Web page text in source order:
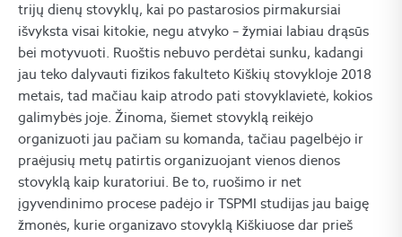
trijų dienų stovyklų, kai po pastarosios pirmakursiai
išvyksta visai kitokie, negu atvyko – žymiai labiau drąsūs
bei motyvuoti. Ruoštis nebuvo perdėtai sunku, kadangi
jau teko dalyvauti fizikos fakulteto Kiškių stovykloje 2018
metais, tad mačiau kaip atrodo pati stovyklavietė, kokios
galimybės joje. Žinoma, šiemet stovyklą reikėjo
organizuoti jau pačiam su komanda, tačiau pagelbėjo ir
praėjusių metų patirtis organizuojant vienos dienos
stovyklą kaip kuratoriui. Be to, ruošimo ir net
įgyvendinimo procese padėjo ir TSPMI studijas jau baigę
žmonės, kurie organizavo stovyklą Kiškiuose dar prieš